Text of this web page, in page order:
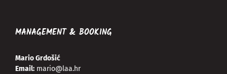
MANAGEMENT & BOOKING
Mario Grdošić
Email: mario@laa.hr